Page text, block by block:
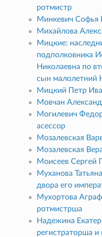
ротмистр
Минкевич Софья
Михайлова
Мицкие:
подполковника
Николаевна по
сын малолетний
Мицкий Петр
Мовчан
Могилевич
асессор
Мозалевская
Мозалевская
Моисеев Сергей
Муханова
двора его
Мухортова
ротмистрша
Надежина
регистраторша и